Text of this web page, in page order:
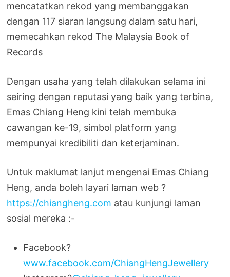
mencatatkan rekod yang membanggakan
dengan 117 siaran langsung dalam satu hari,
memecahkan rekod The Malaysia Book of
Records
Dengan usaha yang telah dilakukan selama ini
seiring dengan reputasi yang baik yang terbina,
Emas Chiang Heng kini telah membuka
cawangan ke-19, simbol platform yang
mempunyai kredibiliti dan keterjaminan.
Untuk maklumat lanjut mengenai Emas Chiang
Heng, anda boleh layari laman web ?
https://chiangheng.com atau kunjungi laman
sosial mereka :-
Facebook?
www.facebook.com/ChiangHengJewellery